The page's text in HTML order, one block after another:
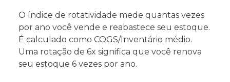
O índice de rotatividade mede quantas vezes
por ano você vende e reabastece seu estoque.
É calculado como COGS/Inventário médio.
Uma rotação de 6x significa que você renova
seu estoque 6 vezes por ano.